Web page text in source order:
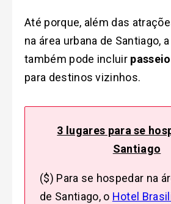
Até porque, além das
na área urbana de Santiago,
também pode incluir
para destinos vizinhos.
3 lugares para se
Santiago
($) Para se hospedar na
de Santiago, o Hotel